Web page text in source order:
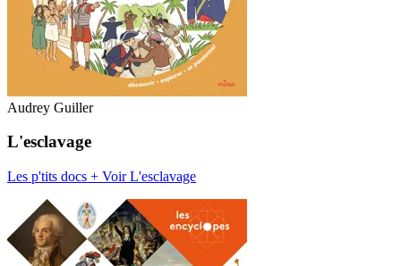
Audrey Guiller
L'esclavage
Les p'tits docs + Voir L'esclavage